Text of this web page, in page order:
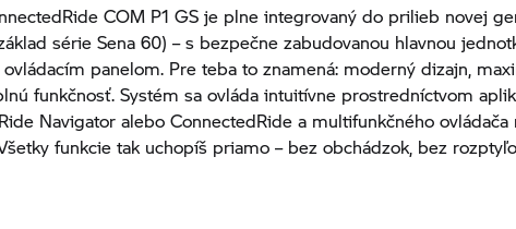
COM P1 GS je plne integrovaný do prilieb novej
série Sena 60) – s bezpečne zabudovanou hlavnou
panelom. Pre teba to znamená: moderný dizajn,
funkčnosť. Systém sa ovláda intuitívne prostredníctvom
Navigator alebo ConnectedRide a multifunkčného ovládača
funkcie tak uchopíš priamo – bez obchádzok, bez